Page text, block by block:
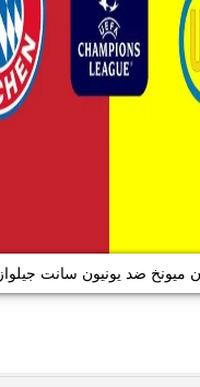
ميونخ ضد يونيون سانت جيلواز